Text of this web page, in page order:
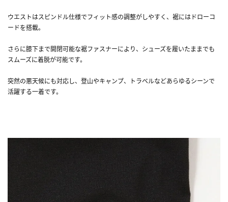
ウエストはスピンドル仕様でフィット感の調整がしやすく、裾にはドローコ
ードを搭載。
さらに膝下まで開閉可能な裾ファスナーにより、シューズを履いたままでも
スムーズに着脱が可能です。
突然の悪天候にも対応し、登山やキャンプ、トラベルなどあらゆるシーンで
活躍する一着です。